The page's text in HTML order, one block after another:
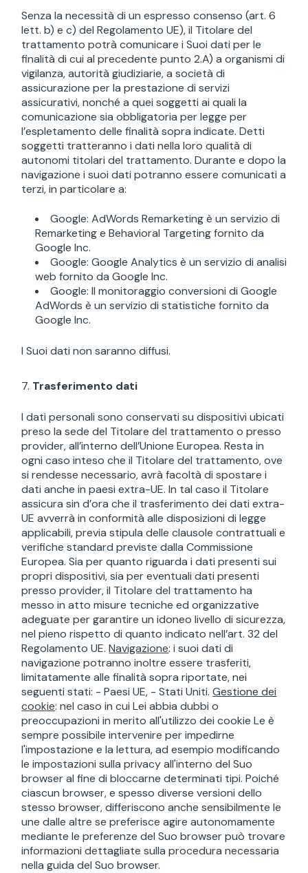
Senza la necessità di un espresso consenso (art. 6
lett. b) e c) del Regolamento UE), il Titolare del
trattamento potrà comunicare i Suoi dati per le
finalità di cui al precedente punto 2.A) a organismi di
vigilanza, autorità giudiziarie, a società di
assicurazione per la prestazione di servizi
assicurativi, nonché a quei soggetti ai quali la
comunicazione sia obbligatoria per legge per
l’espletamento delle finalità sopra indicate. Detti
soggetti tratteranno i dati nella loro qualità di
autonomi titolari del trattamento. Durante e dopo la
navigazione i suoi dati potranno essere comunicati a
terzi, in particolare a:
Google: AdWords Remarketing è un servizio di
Remarketing e Behavioral Targeting fornito da
Google Inc.
Google: Google Analytics è un servizio di analisi
web fornito da Google Inc.
Google: Il monitoraggio conversioni di Google
AdWords è un servizio di statistiche fornito da
Google Inc.
I Suoi dati non saranno diffusi.
Trasferimento dati
I dati personali sono conservati su dispositivi ubicati
preso la sede del Titolare del trattamento o presso
provider, all’interno dell’Unione Europea. Resta in
ogni caso inteso che il Titolare del trattamento, ove
si rendesse necessario, avrà facoltà di spostare i
dati anche in paesi extra-UE. In tal caso il Titolare
assicura sin d’ora che il trasferimento dei dati extra-
UE avverrà in conformità alle disposizioni di legge
applicabili, previa stipula delle clausole contrattuali e
verifiche standard previste dalla Commissione
Europea. Sia per quanto riguarda i dati presenti sui
propri dispositivi, sia per eventuali dati presenti
presso provider, il Titolare del trattamento ha
messo in atto misure tecniche ed organizzative
adeguate per garantire un idoneo livello di sicurezza,
nel pieno rispetto di quanto indicato nell’art. 32 del
Regolamento UE.Navigazione: i suoi dati di
navigazione potranno inoltre essere trasferiti,
limitatamente alle finalità sopra riportate, nei
seguenti stati: - Paesi UE, - Stati Uniti.Gestione dei
cookie: nel caso in cui Lei abbia dubbi o
preoccupazioni in merito all'utilizzo dei cookie Le è
sempre possibile intervenire per impedirne
l'impostazione e la lettura, ad esempio modificando
le impostazioni sulla privacy all'interno del Suo
browser al fine di bloccarne determinati tipi. Poiché
ciascun browser, e spesso diverse versioni dello
stesso browser, differiscono anche sensibilmente le
une dalle altre se preferisce agire autonomamente
mediante le preferenze del Suo browser può trovare
informazioni dettagliate sulla procedura necessaria
nella guida del Suo browser.